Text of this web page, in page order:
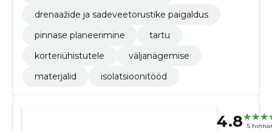
drenaažide ja sadeveetorustike paigaldus
pinnase planeerimine
tartu
korteriühistutele
väljanägemise
materjalid
isolatsioonitööd
4.8 5